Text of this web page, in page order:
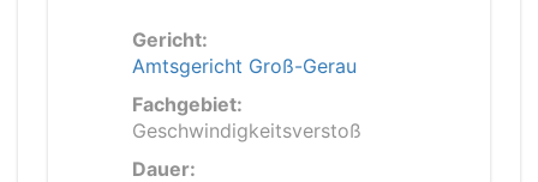
Gericht:
Amtsgericht Groß-Gerau
Fachgebiet:
Geschwindigkeitsverstoß
Dauer: